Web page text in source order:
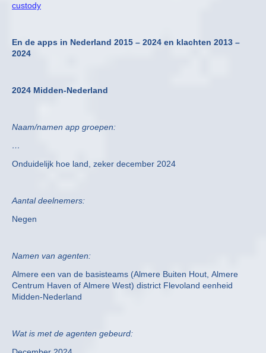
custody
En de apps in Nederland 2015 – 2024 en klachten 2013 –
2024
2024 Midden-Nederland
Naam/namen app groepen:
…
Onduidelijk hoe land, zeker december 2024
Aantal deelnemers:
Negen
Namen van agenten:
Almere een van de basisteams (Almere Buiten Hout, Almere
Centrum Haven of Almere West) district Flevoland eenheid
Midden-Nederland
Wat is met de agenten gebeurd: